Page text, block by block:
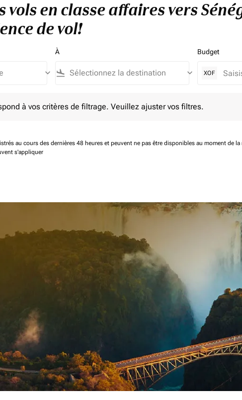
vols en classe affaires vers
de vol!
keyboard_arrow_down
À
flight_land keyboard_arrow_down
Budget
XOF
à vos critères de filtrage. Veuillez ajuster vos filtres.
au cours des dernières 48 heures et peuvent ne pas être disponibles au moment de la
s'appliquer